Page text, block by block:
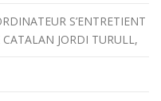
S’ENTRETIENT
CATALAN JORDI TURULL,